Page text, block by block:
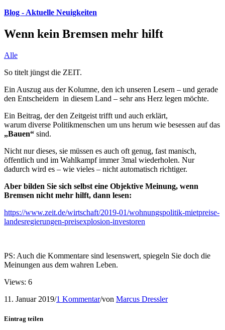
Blog - Aktuelle Neuigkeiten
Wenn kein Bremsen mehr hilft
Alle
So titelt jüngst die ZEIT.
Ein Auszug aus der Kolumne, den ich unseren Lesern – und gerade
den Entscheidern in diesem Land – sehr ans Herz legen möchte.
Ein Beitrag, der den Zeitgeist trifft und auch erklärt,
warum diverse Politikmenschen um uns herum wie besessen auf das
„Bauen“ sind.
Nicht nur dieses, sie müssen es auch oft genug, fast manisch,
öffentlich und im Wahlkampf immer 3mal wiederholen. Nur
dadurch wird es – wie vieles – nicht automatisch richtiger.
Aber bilden Sie sich selbst eine Objektive Meinung, wenn
Bremsen nicht mehr hilft, dann lesen:
https://www.zeit.de/wirtschaft/2019-01/wohnungspolitik-mietpreise-
landesregierungen-preisexplosion-investoren
PS: Auch die Kommentare sind lesenswert, spiegeln Sie doch die
Meinungen aus dem wahren Leben.
Views: 6
11. Januar 2019/1 Kommentar/von Marcus Dressler
Eintrag teilen